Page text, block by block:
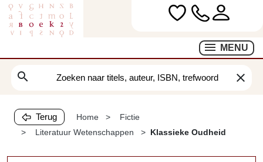
MENU
search clear
Terug Home
Fictie
Literatuur Wetenschappen
Klassieke Oudheid